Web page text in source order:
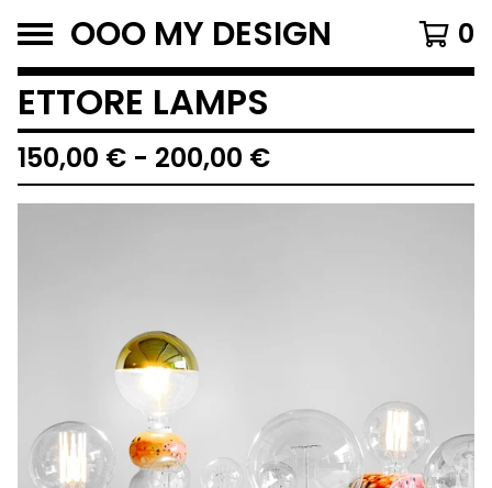
OOO MY DESIGN 0
ETTORE LAMPS
150,00 € - 200,00 €